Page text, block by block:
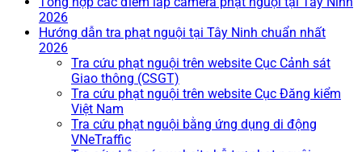
2026
Hướng dẫn tra phạt nguội tại Tây Ninh chuẩn nhất
2026
Tra cứu phạt nguội trên website Cục Cảnh sát
Giao thông (CSGT)
Tra cứu phạt nguội trên website Cục Đăng kiểm
Việt Nam
Tra cứu phạt nguội bằng ứng dụng di động
VNeTraffic